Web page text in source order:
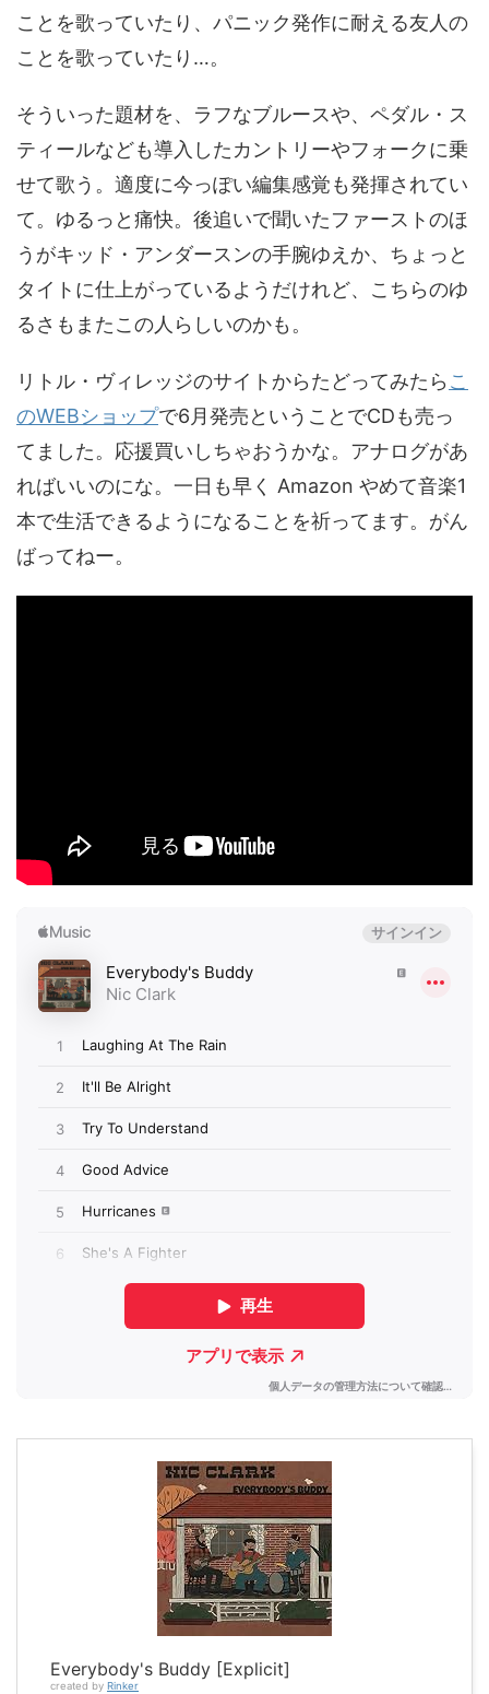
ことを歌っていたり、パニック発作に耐える友人の
ことを歌っていたり…。
そういった題材を、ラフなブルースや、ペダル・ス
ティールなども導入したカントリーやフォークに乗
せて歌う。適度に今っぽい編集感覚も発揮されてい
て。ゆるっと痛快。後追いで聞いたファーストのほ
うがキッド・アンダースンの手腕ゆえか、ちょっと
タイトに仕上がっているようだけれど、こちらのゆ
るさもまたこの人らしいのかも。
リトル・ヴィレッジのサイトからたどってみたら こ
のWEBショップで6月発売ということでCDも売っ
てました。応援買いしちゃおうかな。アナログがあ
ればいいのにな。一日も早く Amazon やめて音楽1
本で生活できるようになることを祈ってます。がん
ばってねー。
Everybody's Buddy [Explicit]
created by Rinker